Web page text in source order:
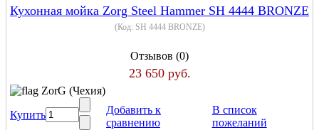
Кухонная мойка Zorg Steel Hammer SH 4444 BRONZE
(Код: SH 4444 BRONZE)
Отзывов (0)
23 650 руб.
ZorG (Чехия)
Купить
Добавить к
сравнению
В список
пожеланий